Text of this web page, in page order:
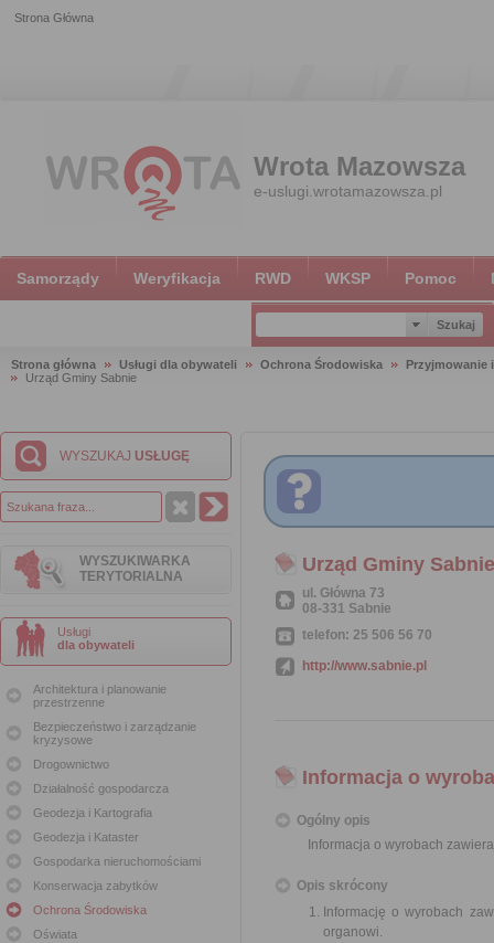
Strona Główna
Wrota Mazowsza
e-uslugi.wrotamazowsza.pl
Samorządy Weryfikacja RWD WKSP Pomoc
Strona główna Usługi dla obywateli Ochrona Środowiska
Przyjmowanie
Urząd Gminy Sabnie
WYSZUKAJ USŁUGĘ
WYSZUKIWARKA
TERYTORIALNA
Usługi
dla obywateli
Architektura i planowanie
przestrzenne
Bezpieczeństwo i zarządzanie
kryzysowe
Drogownictwo
Działalność gospodarcza
Geodezja i Kartografia
Geodezja i Kataster
Gospodarka nieruchomościami
Konserwacja zabytków
Ochrona Środowiska
Oświata
Urząd Gminy Sabnie
ul. Główna 73
08-331 Sabnie
telefon: 25 506 56 70
http://www.sabnie.pl
Informacja o
Ogólny opis
Informacja o wyrobach
Opis skrócony
Informację o wyrobach
organowi.